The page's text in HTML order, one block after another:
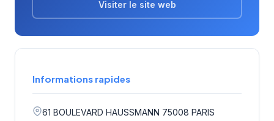
Visiter le site web
Informations rapides
61 BOULEVARD HAUSSMANN 75008 PARIS